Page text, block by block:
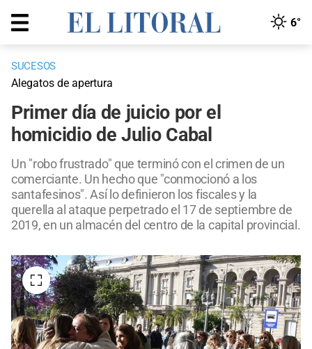
6°
SUCESOS
Alegatos de apertura
Primer día de juicio por el
homicidio de Julio Cabal
Un "robo frustrado" que terminó con el crimen de un
comerciante. Un hecho que "conmocionó a los
santafesinos". Así lo definieron los fiscales y la
querella al ataque perpetrado el 17 de septiembre de
2019, en un almacén del centro de la capital provincial.